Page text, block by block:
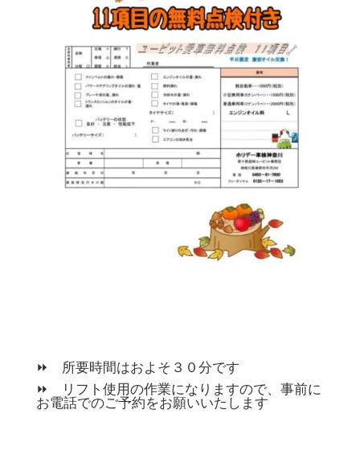
⏩ 所要時間はおよそ３０分です
⏩ リフト使用の作業になりますので、事前に
お電話でのご予約をお願いいたします